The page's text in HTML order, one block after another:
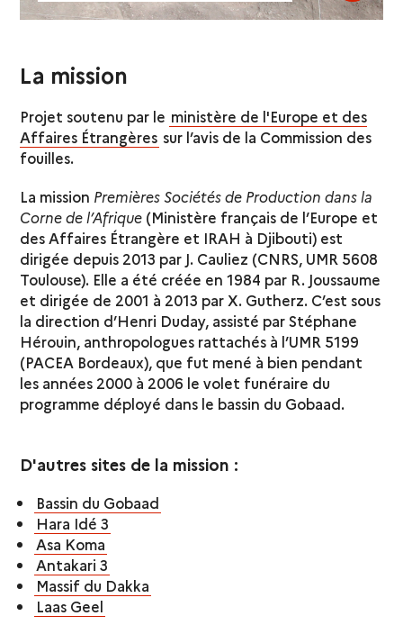
La mission
Projet soutenu par le ministère de l'Europe et des
Affaires Étrangères sur l’avis de la Commission des
fouilles.
La mission Premières Sociétés de Production dans la
Corne de l’Afrique (Ministère français de l’Europe et
des Affaires Étrangère et IRAH à Djibouti) est
dirigée depuis 2013 par J. Cauliez (CNRS, UMR 5608
Toulouse). Elle a été créée en 1984 par R. Joussaume
et dirigée de 2001 à 2013 par X. Gutherz. C’est sous
la direction d’Henri Duday, assisté par Stéphane
Hérouin, anthropologues rattachés à l’UMR 5199
(PACEA Bordeaux), que fut mené à bien pendant
les années 2000 à 2006 le volet funéraire du
programme déployé dans le bassin du Gobaad.
D'autres sites de la mission :
Bassin du Gobaad
Hara Idé 3
Asa Koma
Antakari 3
Massif du Dakka
Laas Geel